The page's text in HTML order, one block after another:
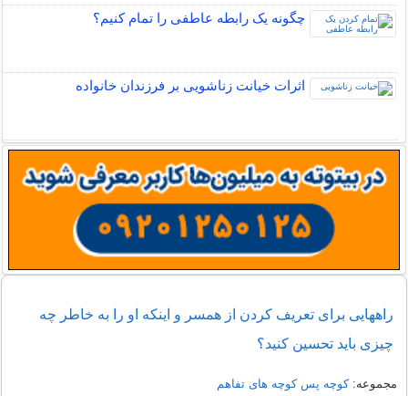
چگونه یک رابطه عاطفی را تمام کنیم؟
اثرات خیانت زناشویی بر فرزندان خانواده
راههایی برای تعریف کردن از همسر و اینکه او را به خاطر چه
چیزی باید تحسین کنید؟
مجموعه:کوچه پس کوچه های تفاهم